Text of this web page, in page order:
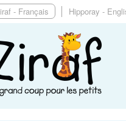
- Français Hipporay -